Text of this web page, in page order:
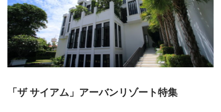
「ザ サイアム」アーバンリゾート特集